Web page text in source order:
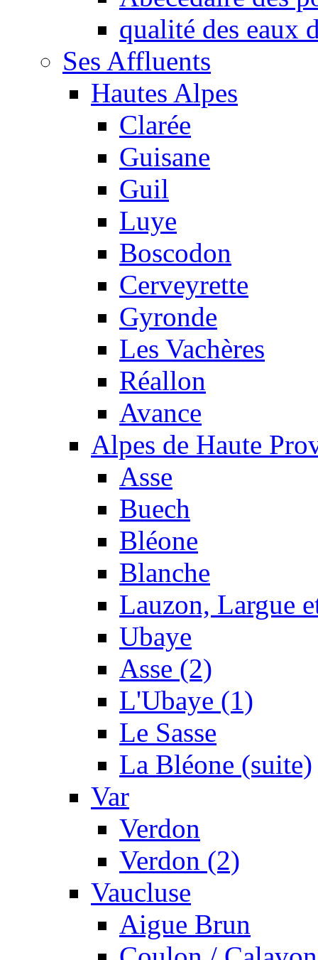
qualité des eaux
Ses Affluents
Hautes Alpes
Clarée
Guisane
Guil
Luye
Boscodon
Cerveyrette
Gyronde
Les Vachères
Réallon
Avance
Alpes de Haute
Asse
Buech
Bléone
Blanche
Lauzon, Largue
Ubaye
Asse (2)
L'Ubaye (1)
Le Sasse
La Bléone (suite)
Var
Verdon
Verdon (2)
Vaucluse
Aigue Brun